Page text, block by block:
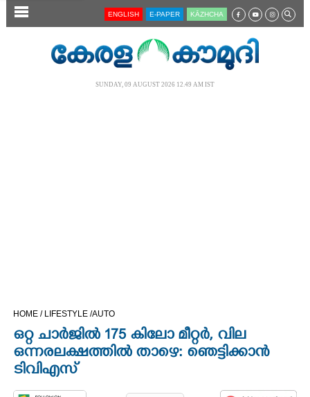
SECTIONS
OPINION
ENGLISH E-PAPER KĀZHCHA
SUNDAY, 09 AUGUST 2026 12.49 AM IST
HOME / LIFESTYLE /AUTO
ഒറ്റ ചാർജിൽ 175 കിലോ മീറ്റർ, വില
ഒന്നരലക്ഷത്തിൽ താഴെ: ഞെട്ടിക്കാൻ
ടിവിഎസ്